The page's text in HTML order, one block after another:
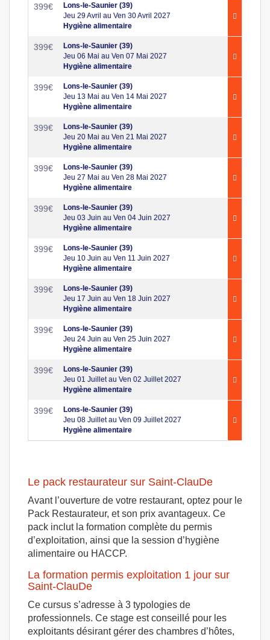
399€
Lons-le-Saunier (39)
Jeu 29 Avril au Ven 30 Avril 2027
Hygiène alimentaire
399€
Lons-le-Saunier (39)
Jeu 06 Mai au Ven 07 Mai 2027
Hygiène alimentaire
399€
Lons-le-Saunier (39)
Jeu 13 Mai au Ven 14 Mai 2027
Hygiène alimentaire
399€
Lons-le-Saunier (39)
Jeu 20 Mai au Ven 21 Mai 2027
Hygiène alimentaire
399€
Lons-le-Saunier (39)
Jeu 27 Mai au Ven 28 Mai 2027
Hygiène alimentaire
399€
Lons-le-Saunier (39)
Jeu 03 Juin au Ven 04 Juin 2027
Hygiène alimentaire
399€
Lons-le-Saunier (39)
Jeu 10 Juin au Ven 11 Juin 2027
Hygiène alimentaire
399€
Lons-le-Saunier (39)
Jeu 17 Juin au Ven 18 Juin 2027
Hygiène alimentaire
399€
Lons-le-Saunier (39)
Jeu 24 Juin au Ven 25 Juin 2027
Hygiène alimentaire
399€
Lons-le-Saunier (39)
Jeu 01 Juillet au Ven 02 Juillet 2027
Hygiène alimentaire
399€
Lons-le-Saunier (39)
Jeu 08 Juillet au Ven 09 Juillet 2027
Hygiène alimentaire
Le pack restaurateur sur Saint-ClauDe
Avant l’ouverture de votre restaurant, optez pour le
Pack Restaurateur, et son prix avantageux. Ce
pack inclut la formation complète du permis
d’exploitation, ainsi que la session d’hygiène
alimentaire ou HACCP.
La formation permis exploitation 1 jour sur
Saint-ClauDe
Ce cursus s’adresse à 3 typologies de
professionnels. Ce stage est conseillé pour les
exploitants désirant gérer des chambres d’hôtes,